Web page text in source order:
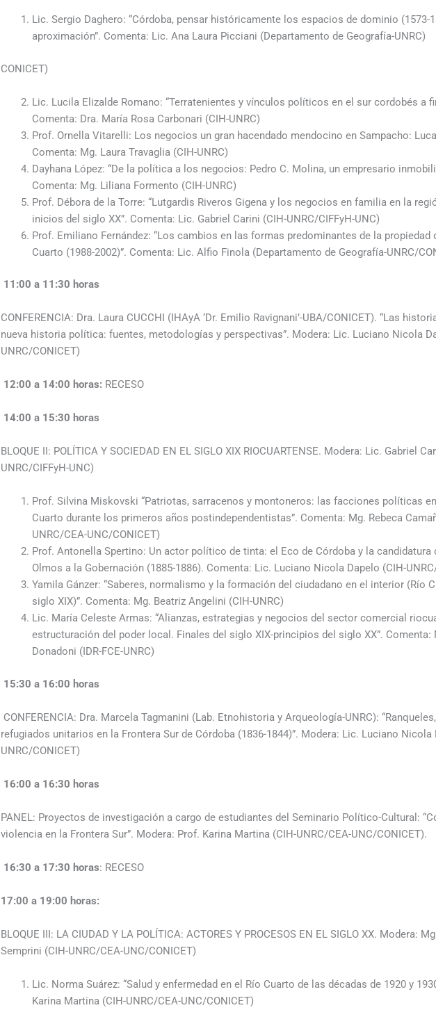
Lic. Sergio Daghero: “Córdoba, pensar históricamente los espacios de dominio (1573-
aproximación”. Comenta: Lic. Ana Laura Picciani (Departamento de Geografía-UNRC)
CONICET)
Lic. Lucila Elizalde Romano: “Terratenientes y vínculos políticos en el sur cordobés a
Comenta: Dra. María Rosa Carbonari (CIH-UNRC)
Prof. Ornella Vitarelli: Los negocios un gran hacendado mendocino en Sampacho:
Comenta: Mg. Laura Travaglia (CIH-UNRC)
Dayhana López: “De la política a los negocios: Pedro C. Molina, un empresario
Comenta: Mg. Liliana Formento (CIH-UNRC)
Prof. Débora de la Torre: “Lutgardis Riveros Gigena y los negocios en familia en la
inicios del siglo XX”. Comenta: Lic. Gabriel Carini (CIH-UNRC/CIFFyH-UNC)
Prof. Emiliano Fernández: “Los cambios en las formas predominantes de la propiedad
Cuarto (1988-2002)”. Comenta: Lic. Alfio Finola (Departamento de Geografía-UNRC/
11:00 a 11:30 horas
CONFERENCIA: Dra. Laura CUCCHI (IHAyA ‘Dr. Emilio Ravignani’-UBA/CONICET). “Las
nueva historia política: fuentes, metodologías y perspectivas”. Modera: Lic. Luciano Nicola
UNRC/CONICET)
12:00 a 14:00 horas: RECESO
14:00 a 15:30 horas
BLOQUE II: POLÍTICA Y SOCIEDAD EN EL SIGLO XIX RIOCUARTENSE. Modera: Lic. Gabriel
UNRC/CIFFyH-UNC)
Prof. Silvina Miskovski “Patriotas, sarracenos y montoneros: las facciones políticas
Cuarto durante los primeros años postindependentistas”. Comenta: Mg. Rebeca
UNRC/CEA-UNC/CONICET)
Prof. Antonella Spertino: Un actor político de tinta: el Eco de Córdoba y la candidatura
Olmos a la Gobernación (1885-1886). Comenta: Lic. Luciano Nicola Dapelo (CIH-
Yamila Gánzer: “Saberes, normalismo y la formación del ciudadano en el interior (Río
siglo XIX)”. Comenta: Mg. Beatriz Angelini (CIH-UNRC)
Lic. María Celeste Armas: “Alianzas, estrategias y negocios del sector comercial
estructuración del poder local. Finales del siglo XIX-principios del siglo XX”. Comenta:
Donadoni (IDR-FCE-UNRC)
15:30 a 16:00 horas
CONFERENCIA: Dra. Marcela Tagmanini (Lab. Etnohistoria y Arqueología-UNRC):
refugiados unitarios en la Frontera Sur de Córdoba (1836-1844)”. Modera: Lic. Luciano Nicola
UNRC/CONICET)
16:00 a 16:30 horas
PANEL: Proyectos de investigación a cargo de estudiantes del Seminario Político-Cultural:
violencia en la Frontera Sur”. Modera: Prof. Karina Martina (CIH-UNRC/CEA-UNC/CONICET).
16:30 a 17:30 horas: RECESO
17:00 a 19:00 horas:
BLOQUE III: LA CIUDAD Y LA POLÍTICA: ACTORES Y PROCESOS EN EL SIGLO XX. Modera:
Semprini (CIH-UNRC/CEA-UNC/CONICET)
Lic. Norma Suárez: “Salud y enfermedad en el Río Cuarto de las décadas de 1920 y
Karina Martina (CIH-UNRC/CEA-UNC/CONICET)